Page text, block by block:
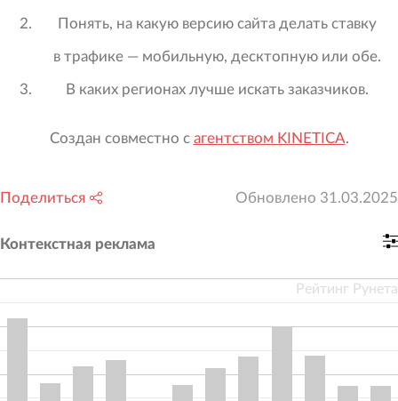
Понять, на какую версию сайта делать ставку
в трафике — мобильную, десктопную или обе.
В каких регионах лучше искать заказчиков.
Создан совместно с агентством KINETICA.
Поделиться Обновлено 31.03.2025
Контекстная реклама
Рейтинг Рунета